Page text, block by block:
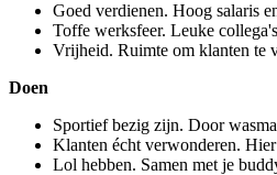
Goed verdienen. Hoog salaris
Toffe werksfeer. Leuke
Vrijheid. Ruimte om klanten te
Doen
Sportief bezig zijn. Door
Klanten écht verwonderen.
Lol hebben. Samen met je